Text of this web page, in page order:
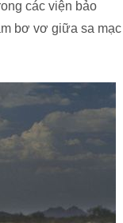
các viện bảo
bơ vơ giữa sa mạc